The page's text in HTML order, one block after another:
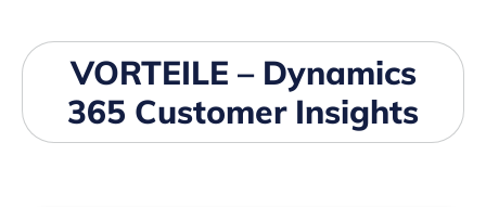
VORTEILE – Dynamics
365 Customer Insights